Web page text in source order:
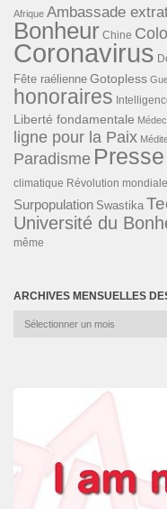
Afrique Ambassade
Bonheur Chine
Coronavirus
Fête raélienne Gotopless
honoraires
Liberté fondamentale
ligne pour la Paix
Paradisme Presse
climatique Révolution mondiale
Surpopulation Swastika
Université du
même
ARCHIVES MENSUELLES
Archives